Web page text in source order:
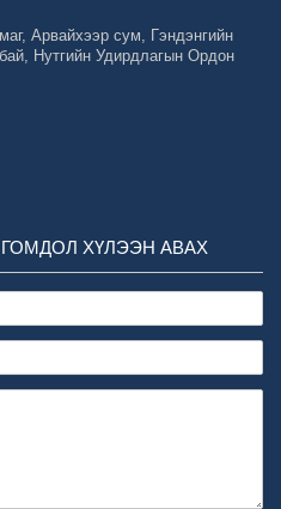
Арвайхээр сум, Гэндэнгийн
Нутгийн Удирдлагын Ордон
ХҮЛЭЭН АВАХ